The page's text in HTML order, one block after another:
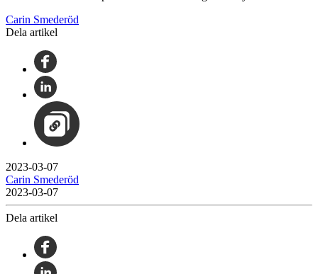
Carin Smederöd
Dela artikel
2023-03-07
Carin Smederöd
2023-03-07
Dela artikel